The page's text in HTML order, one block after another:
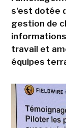
s'est dotée
gestion de
travail et
équipes